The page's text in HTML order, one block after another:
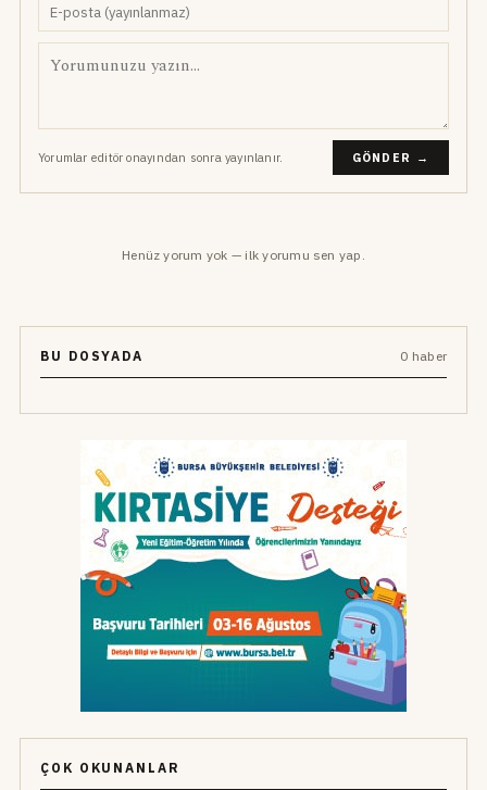
Yorumlar editör onayından sonra yayınlanır. GÖNDER →
Henüz yorum yok — ilk yorumu sen yap.
BU DOSYADA 0 haber
ÇOK OKUNANLAR